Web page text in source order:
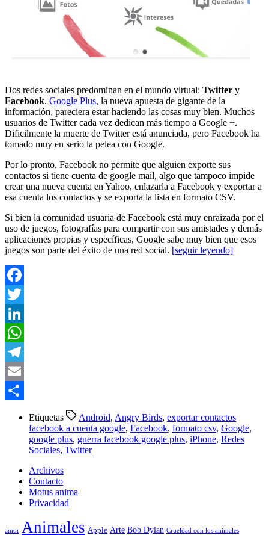
Dos redes sociales predominan en el mundo virtual: Twitter y
Facebook. Google Plus, la nueva apuesta de gigante de la
información, pareciera estar haciendo las cosas muy bien. Muchos
usuarios de Twitter cada vez dedican más tiempo a Google +.
Dificilmente la muerte de Twitter está anunciada, pero Facebook ha
tomado muy en serio la pelea con Google.
Por lo pronto, Facebook no permite que alguien exporte sus
contactos si tiene cuenta de google mail, algo que tampoco impide
crear una nueva cuenta en Yahoo, enlazarla a Facebook y exportar a
esa cuenta los contactos y se exporta la lista en formato CSV.
Si bien la comunidad usuaria de Facebook está muy enraizada por el
uso de juegos, fotografías para compartir con sus amistades y demás
aplicaciones propias y específicas, Google sabe muy bien que esos
juegos son parte del éxito de una red social. [seguir leyendo]
Facebook
Twitter
LinkedIn
WhatsApp
Telegram
Email
Etiquetas Android, Angry Birds, exportar contactos
facebook a cuenta google, Facebook, formato csv, Google,
google plus, guerra facebook google plus, iPhone, Redes
Sociales, Twitter
Archivos
Contacto
Motus anima
Privacidad
amor Animales Apple Arte Bob Dylan Crueldad con los animales